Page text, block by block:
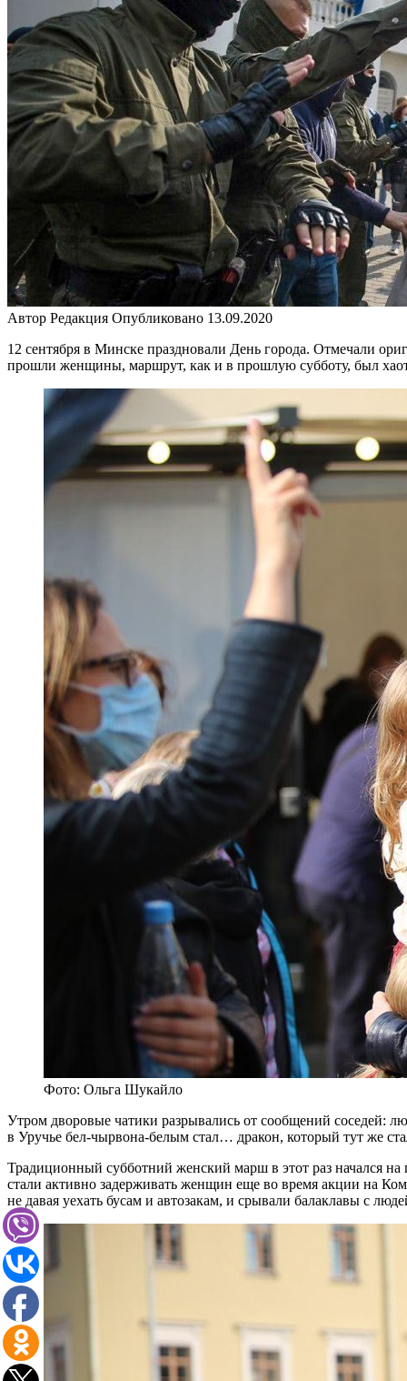
Автор Редакция Опубликовано 13.09.2020
12 сентября в Минске праздновали День города. Отмечали
прошли женщины, маршрут, как и в прошлую субботу, был
Фото: Ольга Шукайло
Утром дворовые чатики разрывались от сообщений соседей:
в Уручье бел-чырвона-белым стал… дракон, который тут же
Традиционный субботний женский марш в этот раз начался
стали активно задерживать женщин еще во время акции на
не давая уехать бусам и автозакам, и срывали балаклавы с